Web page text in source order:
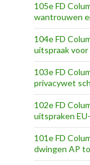
105e FD
wantrouwen
104e FD
uitspraak
103e FD
privacywet
102e FD
uitspraken
101e FD
dwingen AP